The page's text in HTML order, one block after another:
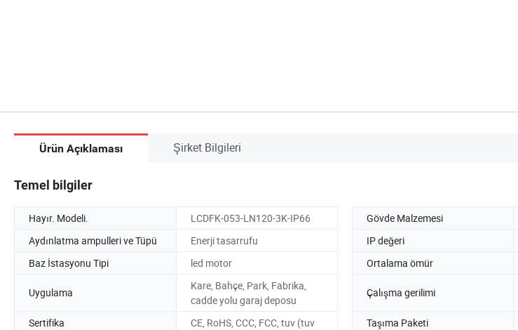
Ürün Açıklaması Şirket Bilgileri
Temel bilgiler
Hayır. Modeli. LCDFK-053-LN120-3K-IP66 Gövde Malzemesi
Aydınlatma ampulleri ve Tüpü
Enerji tasarrufu IP değeri
Baz İstasyonu Tipi
led motor Ortalama ömür
Uygulama
Kare, Bahçe, Park, Fabrika,
cadde yolu garaj deposu
Çalışma gerilimi
Sertifika CE, RoHS, CCC, FCC, tuv (tuv Taşıma Paketi